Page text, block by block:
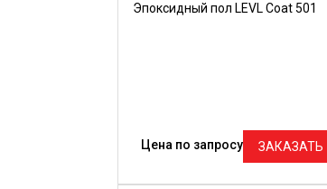
Эпоксидный пол LEVL Coat 501
Цена по запросу ЗАКАЗАТЬ